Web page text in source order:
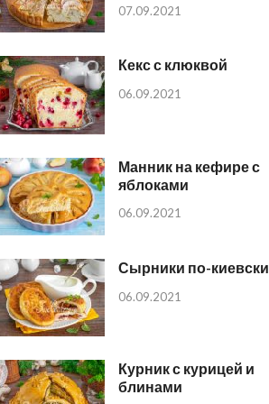
07.09.2021
Кекс с клюквой
06.09.2021
Манник на кефире с
яблоками
06.09.2021
Сырники по-киевски
06.09.2021
Курник с курицей и
блинами